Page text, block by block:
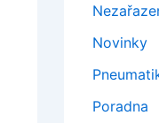
Novinky
Poradna